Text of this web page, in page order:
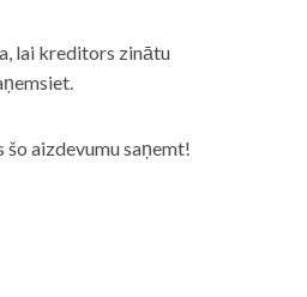
lai kreditors zinātu
šo aizdevumu saņemt!